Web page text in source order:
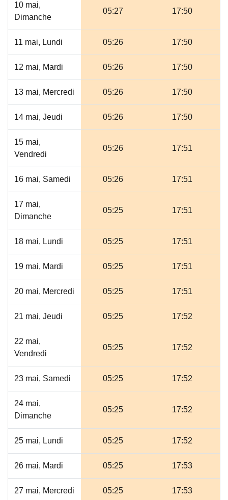
10 mai,
Dimanche
05:27 17:50
11 mai, Lundi 05:26 17:50
12 mai, Mardi 05:26 17:50
13 mai, Mercredi 05:26 17:50
14 mai, Jeudi 05:26 17:50
15 mai,
Vendredi
05:26 17:51
16 mai, Samedi 05:26 17:51
17 mai,
Dimanche
05:25 17:51
18 mai, Lundi 05:25 17:51
19 mai, Mardi 05:25 17:51
20 mai, Mercredi 05:25 17:51
21 mai, Jeudi 05:25 17:52
22 mai,
Vendredi
05:25 17:52
23 mai, Samedi 05:25 17:52
24 mai,
Dimanche
05:25 17:52
25 mai, Lundi 05:25 17:52
26 mai, Mardi 05:25 17:53
27 mai, Mercredi 05:25 17:53